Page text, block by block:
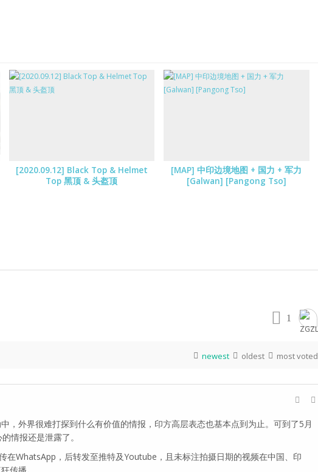
[2020.09.12] Black Top & Helmet
Top 黑顶 & 头盔顶
[MAP] 中印边境地图 + 国力 + 军力
[Galwan] [Pangong Tso]
1
newest oldest most voted
，外界很难打探到什么有价值的情报，印方高层表态也基本点到为止。可到了5月
情报还是泄露了。
在WhatsApp，后转发至推特及Youtube，且未标注拍摄日期的视频在中国、印
传播。